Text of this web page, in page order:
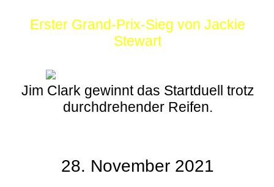
Erster Grand-Prix-Sieg von Jackie
Stewart
Jim Clark gewinnt das Startduell trotz
durchdrehender Reifen.
28. November 2021